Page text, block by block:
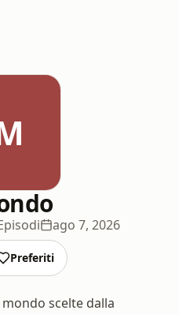
ago 7, 2026
Preferiti
scelte dalla